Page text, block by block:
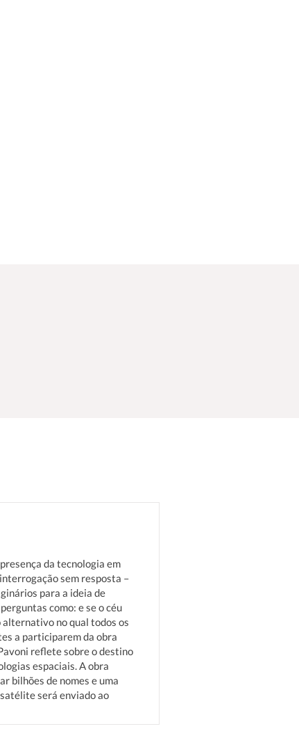
da tecnologia em
sem resposta –
para a ideia de
como: e se o céu
alternativo no qual todos os
a participarem da obra
reflete sobre o destino
espaciais. A obra
bilhões de nomes e uma
será enviado ao